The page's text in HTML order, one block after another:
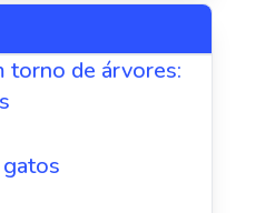
torno de árvores: